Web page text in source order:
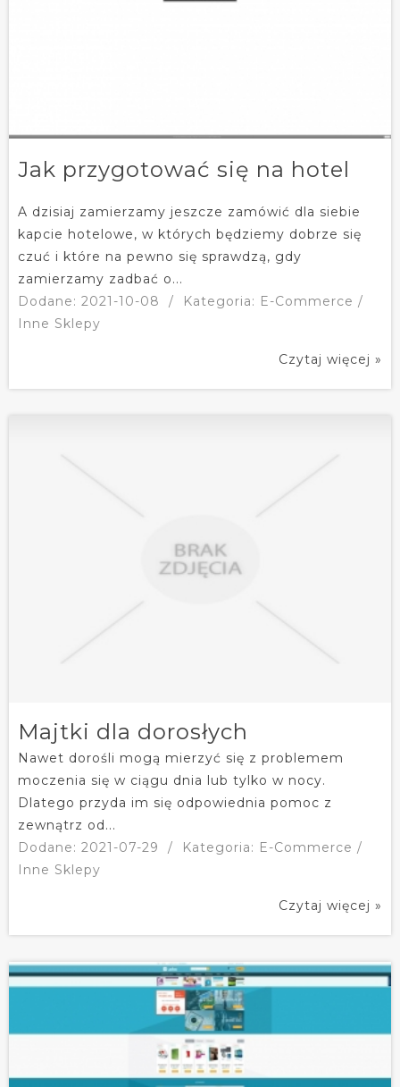
Jak przygotować się na hotel
A dzisiaj zamierzamy jeszcze zamówić dla siebie
kapcie hotelowe, w których będziemy dobrze się
czuć i które na pewno się sprawdzą, gdy
zamierzamy zadbać o...
Dodane: 2021-10-08
/
Kategoria: E-Commerce /
Inne Sklepy
Czytaj więcej »
Majtki dla dorosłych
Nawet dorośli mogą mierzyć się z problemem
moczenia się w ciągu dnia lub tylko w nocy.
Dlatego przyda im się odpowiednia pomoc z
zewnątrz od...
Dodane: 2021-07-29
/
Kategoria: E-Commerce /
Inne Sklepy
Czytaj więcej »